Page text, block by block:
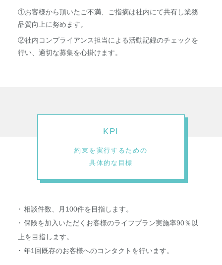
①お客様から頂いたご不満、ご指摘は社内にて共有し業務
品質向上に努めます。
②社内コンプライアンス担当による活動記録のチェックを
行い、適切な募集を心掛けます。
KPI
約束を実行するための
具体的な目標
相談件数、月100件を目指します。
保険を加入いただくお客様のライフプラン実施率90％以
上を目指します。
年1回既存のお客様へのコンタクトを行います。